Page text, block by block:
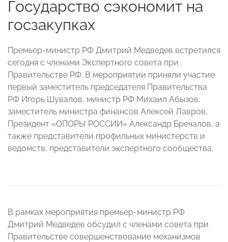
Государство сэкономит на
госзакупках
Премьер-министр РФ Дмитрий Медведев встретился
сегодня с членами Экспертного совета при
Правительстве РФ. В мероприятии приняли участие
первый заместитель председателя Правительства
РФ Игорь Шувалов, министр РФ Михаил Абызов,
заместитель министра финансов Алексей Лавров,
Президент «ОПОРЫ РОССИИ» Александр Бречалов, а
также представители профильных министерств и
ведомств, представители экспертного сообщества.
В рамках мероприятия премьер-министр РФ
Дмитрий Медведев обсудил с членами совета при
Правительстве совершенствование механизмов